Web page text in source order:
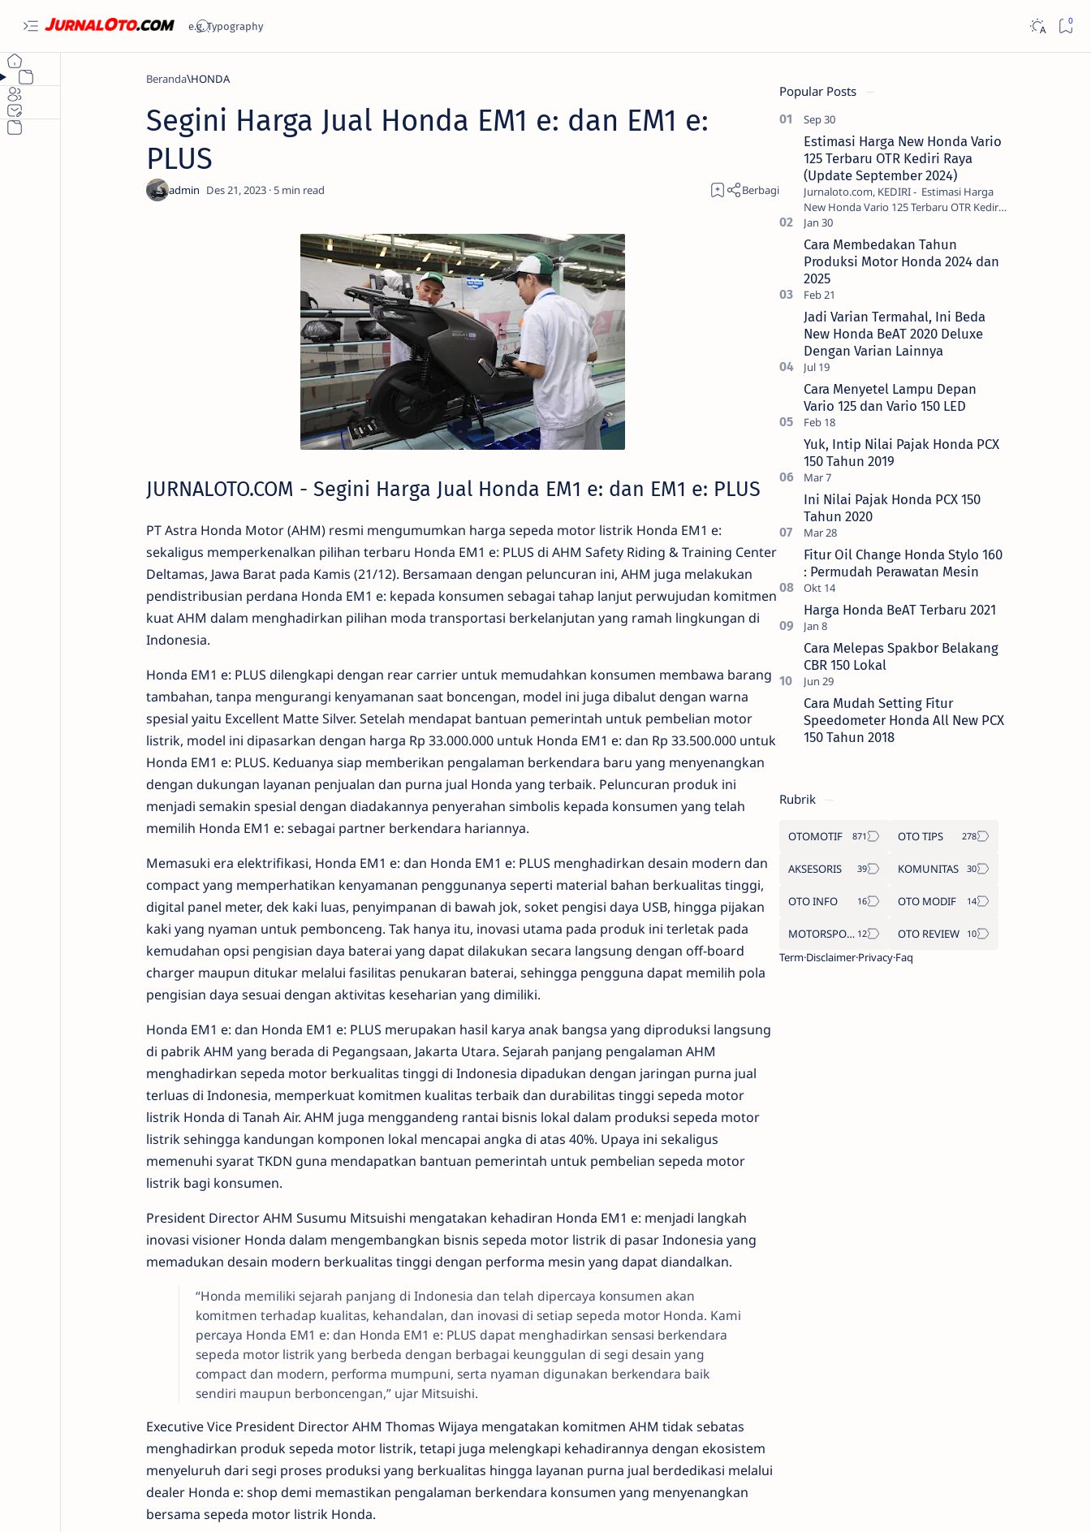
Beranda HONDA
Segini Harga Jual Honda EM1 e: dan EM1 e:
PLUS
5
JURNALOTO.COM - Segini Harga Jual Honda EM1 e: dan EM1 e: PLUS
PT Astra Honda Motor (AHM) resmi mengumumkan harga sepeda motor listrik Honda EM1 e:
sekaligus memperkenalkan pilihan terbaru Honda EM1 e: PLUS di AHM Safety Riding & Training Center
Deltamas, Jawa Barat pada Kamis (21/12). Bersamaan dengan peluncuran ini, AHM juga melakukan
pendistribusian perdana Honda EM1 e: kepada konsumen sebagai tahap lanjut perwujudan komitmen
kuat AHM dalam menghadirkan pilihan moda transportasi berkelanjutan yang ramah lingkungan di
Indonesia.
Honda EM1 e: PLUS dilengkapi dengan rear carrier untuk memudahkan konsumen membawa barang
tambahan, tanpa mengurangi kenyamanan saat boncengan, model ini juga dibalut dengan warna
spesial yaitu Excellent Matte Silver. Setelah mendapat bantuan pemerintah untuk pembelian motor
listrik, model ini dipasarkan dengan harga Rp 33.000.000 untuk Honda EM1 e: dan Rp 33.500.000 untuk
Honda EM1 e: PLUS. Keduanya siap memberikan pengalaman berkendara baru yang menyenangkan
dengan dukungan layanan penjualan dan purna jual Honda yang terbaik. Peluncuran produk ini
menjadi semakin spesial dengan diadakannya penyerahan simbolis kepada konsumen yang telah
memilih Honda EM1 e: sebagai partner berkendara hariannya.
Memasuki era elektrifikasi, Honda EM1 e: dan Honda EM1 e: PLUS menghadirkan desain modern dan
compact yang memperhatikan kenyamanan penggunanya seperti material bahan berkualitas tinggi,
digital panel meter, dek kaki luas, penyimpanan di bawah jok, soket pengisi daya USB, hingga pijakan
kaki yang nyaman untuk pembonceng. Tak hanya itu, inovasi utama pada produk ini terletak pada
kemudahan opsi pengisian daya baterai yang dapat dilakukan secara langsung dengan off-board
charger maupun ditukar melalui fasilitas penukaran baterai, sehingga pengguna dapat memilih pola
pengisian daya sesuai dengan aktivitas keseharian yang dimiliki.
Honda EM1 e: dan Honda EM1 e: PLUS merupakan hasil karya anak bangsa yang diproduksi langsung
di pabrik AHM yang berada di Pegangsaan, Jakarta Utara. Sejarah panjang pengalaman AHM
menghadirkan sepeda motor berkualitas tinggi di Indonesia dipadukan dengan jaringan purna jual
terluas di Indonesia, memperkuat komitmen kualitas terbaik dan durabilitas tinggi sepeda motor
listrik Honda di Tanah Air. AHM juga menggandeng rantai bisnis lokal dalam produksi sepeda motor
listrik sehingga kandungan komponen lokal mencapai angka di atas 40%. Upaya ini sekaligus
memenuhi syarat TKDN guna mendapatkan bantuan pemerintah untuk pembelian sepeda motor
listrik bagi konsumen.
President Director AHM Susumu Mitsuishi mengatakan kehadiran Honda EM1 e: menjadi langkah
inovasi visioner Honda dalam mengembangkan bisnis sepeda motor listrik di pasar Indonesia yang
memadukan desain modern berkualitas tinggi dengan performa mesin yang dapat diandalkan.
“Honda memiliki sejarah panjang di Indonesia dan telah dipercaya konsumen akan
komitmen terhadap kualitas, kehandalan, dan inovasi di setiap sepeda motor Honda. Kami
percaya Honda EM1 e: dan Honda EM1 e: PLUS dapat menghadirkan sensasi berkendara
sepeda motor listrik yang berbeda dengan berbagai keunggulan di segi desain yang
compact dan modern, performa mumpuni, serta nyaman digunakan berkendara baik
sendiri maupun berboncengan,” ujar Mitsuishi.
Executive Vice President Director AHM Thomas Wijaya mengatakan komitmen AHM tidak sebatas
menghadirkan produk sepeda motor listrik, tetapi juga melengkapi kehadirannya dengan ekosistem
menyeluruh dari segi proses produksi yang berkualitas hingga layanan purna jual berdedikasi melalui
dealer Honda e: shop demi memastikan pengalaman berkendara konsumen yang menyenangkan
bersama sepeda motor listrik Honda.
Popular Posts
Estimasi Harga New Honda Vario
125 Terbaru OTR Kediri Raya
(Update September 2024)
Jurnaloto.com, KEDIRI - Estimasi Harga
New Honda Vario 125 Terbaru OTR Kediri
Raya (Update September 2024) Brosis
sekalian, PT Astra Honda Motor (AH…
Cara Membedakan Tahun
Produksi Motor Honda 2024 dan
2025
Jadi Varian Termahal, Ini Beda
New Honda BeAT 2020 Deluxe
Dengan Varian Lainnya
Cara Menyetel Lampu Depan
Vario 125 dan Vario 150 LED
Yuk, Intip Nilai Pajak Honda PCX
150 Tahun 2019
Ini Nilai Pajak Honda PCX 150
Tahun 2020
Fitur Oil Change Honda Stylo 160
: Permudah Perawatan Mesin
Harga Honda BeAT Terbaru 2021
Cara Melepas Spakbor Belakang
CBR 150 Lokal
Cara Mudah Setting Fitur
Speedometer Honda All New PCX
150 Tahun 2018
Rubrik
OTOMOTIF OTO TIPS
AKSESORIS KOMUNITAS
OTO INFO OTO MODIF
MOTORSPORT
OTO REVIEW
TermDisclaimerPrivacyFaq